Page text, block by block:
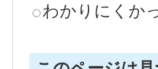
わかりにくか